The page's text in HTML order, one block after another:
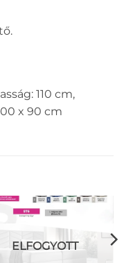
110 cm,
x 90 cm
ELFOGYOTT